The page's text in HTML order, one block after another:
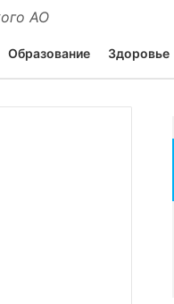
АО
Образование Здоровье